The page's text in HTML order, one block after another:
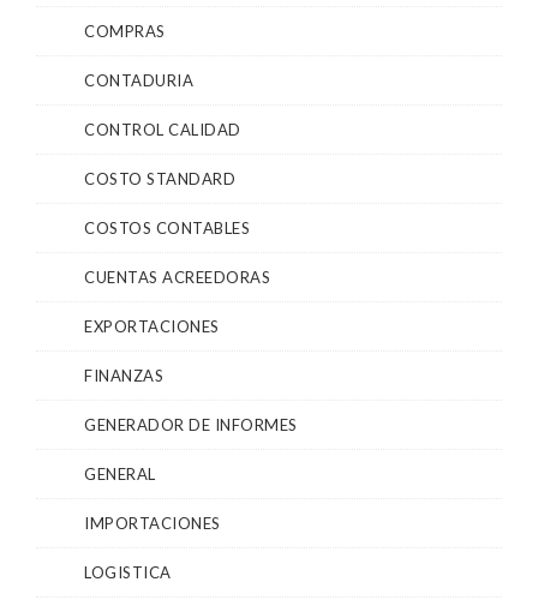
COMPRAS
CONTADURIA
CONTROL CALIDAD
COSTO STANDARD
COSTOS CONTABLES
CUENTAS ACREEDORAS
EXPORTACIONES
FINANZAS
GENERADOR DE INFORMES
GENERAL
IMPORTACIONES
LOGISTICA